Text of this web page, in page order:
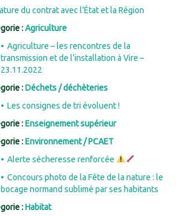
du contrat avec l’État et la Région
:Agriculture
Agriculture – les rencontres de la
transmission et de l’installation à Vire –
23.11.2022
:Déchets / déchèteries
Les consignes de tri évoluent !
:Enseignement supérieur
:Environnement / PCAET
Alerte sécheresse renforcée
Concours photo de la Fête de la nature : le
bocage normand sublimé par ses habitants
:Habitat